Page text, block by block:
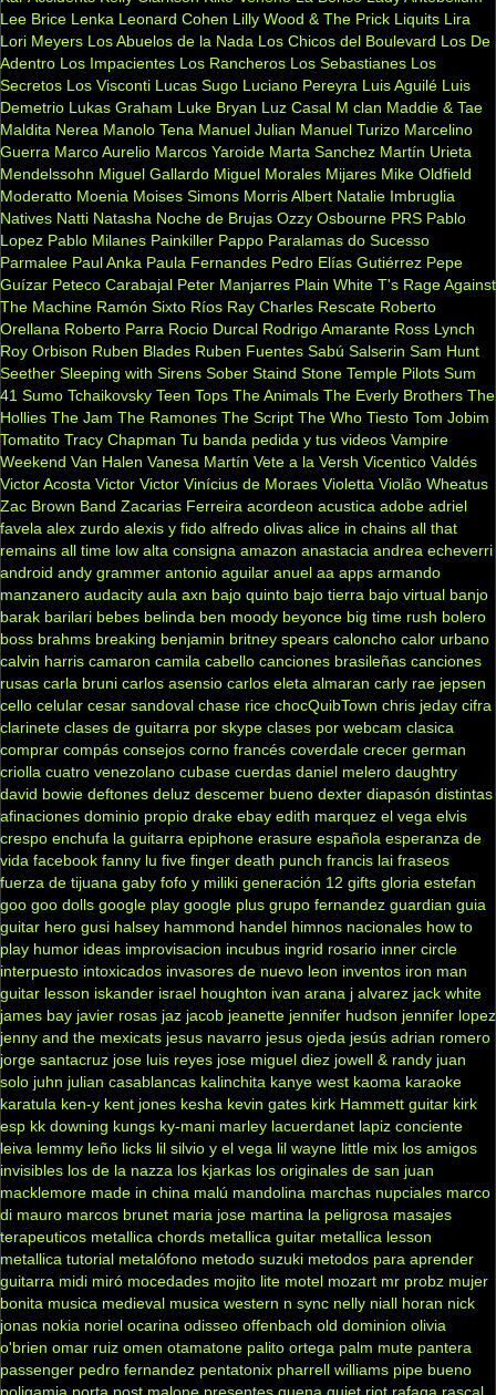
Lee Brice Lenka Leonard Cohen Lilly Wood & The Prick Liquits Lira
Lori Meyers Los Abuelos de la Nada Los Chicos del Boulevard Los De
Adentro Los Impacientes Los Rancheros Los Sebastianes Los
Secretos Los Visconti Lucas Sugo Luciano Pereyra Luis Aguilé Luis
Demetrio Lukas Graham Luke Bryan Luz Casal M clan Maddie & Tae
Maldita Nerea Manolo Tena Manuel Julian Manuel Turizo Marcelino
Guerra Marco Aurelio Marcos Yaroide Marta Sanchez Martín Urieta
Mendelssohn Miguel Gallardo Miguel Morales Mijares Mike Oldfield
Moderatto Moenia Moises Simons Morris Albert Natalie Imbruglia
Natives Natti Natasha Noche de Brujas Ozzy Osbourne PRS Pablo
Lopez Pablo Milanes Painkiller Pappo Paralamas do Sucesso
Parmalee Paul Anka Paula Fernandes Pedro Elías Gutiérrez Pepe
Guízar Peteco Carabajal Peter Manjarres Plain White T's Rage Against
The Machine Ramón Sixto Ríos Ray Charles Rescate Roberto
Orellana Roberto Parra Rocio Durcal Rodrigo Amarante Ross Lynch
Roy Orbison Ruben Blades Ruben Fuentes Sabú Salserin Sam Hunt
Seether Sleeping with Sirens Sober Staind Stone Temple Pilots Sum
41 Sumo Tchaikovsky Teen Tops The Animals The Everly Brothers The
Hollies The Jam The Ramones The Script The Who Tiesto Tom Jobim
Tomatito Tracy Chapman Tu banda pedida y tus videos Vampire
Weekend Van Halen Vanesa Martín Vete a la Versh Vicentico Valdés
Victor Acosta Victor Victor Vinícius de Moraes Violetta Violão Wheatus
Zac Brown Band Zacarias Ferreira acordeon acustica adobe adriel
favela alex zurdo alexis y fido alfredo olivas alice in chains all that
remains all time low alta consigna amazon anastacia andrea echeverri
android andy grammer antonio aguilar anuel aa apps armando
manzanero audacity aula axn bajo quinto bajo tierra bajo virtual banjo
barak barilari bebes belinda ben moody beyonce big time rush bolero
boss brahms breaking benjamin britney spears caloncho calor urbano
calvin harris camaron camila cabello canciones brasileñas canciones
rusas carla bruni carlos asensio carlos eleta almaran carly rae jepsen
cello celular cesar sandoval chase rice chocQuibTown chris jeday cifra
clarinete clases de guitarra por skype clases por webcam clasica
comprar compás consejos corno francés coverdale crecer german
criolla cuatro venezolano cubase cuerdas daniel melero daughtry
david bowie deftones deluz descemer bueno dexter diapasón distintas
afinaciones dominio propio drake ebay edith marquez el vega elvis
crespo enchufa la guitarra epiphone erasure española esperanza de
vida facebook fanny lu five finger death punch francis lai fraseos
fuerza de tijuana gaby fofo y miliki generación 12 gifts gloria estefan
goo goo dolls google play google plus grupo fernandez guardian guia
guitar hero gusi halsey hammond handel himnos nacionales how to
play humor ideas improvisacion incubus ingrid rosario inner circle
interpuesto intoxicados invasores de nuevo leon inventos iron man
guitar lesson iskander israel houghton ivan arana j alvarez jack white
james bay javier rosas jaz jacob jeanette jennifer hudson jennifer lopez
jenny and the mexicats jesus navarro jesus ojeda jesús adrian romero
jorge santacruz jose luis reyes jose miguel diez jowell & randy juan
solo juhn julian casablancas kalinchita kanye west kaoma karaoke
karatula ken-y kent jones kesha kevin gates kirk Hammett guitar kirk
esp kk downing kungs ky-mani marley lacuerdanet lapiz conciente
leiva lemmy leño licks lil silvio y el vega lil wayne little mix los amigos
invisibles los de la nazza los kjarkas los originales de san juan
macklemore made in china malú mandolina marchas nupciales marco
di mauro marcos brunet maria jose martina la peligrosa masajes
terapeuticos metallica chords metallica guitar metallica lesson
metallica tutorial metalófono metodo suzuki metodos para aprender
guitarra midi miró mocedades mojito lite motel mozart mr probz mujer
bonita musica medieval musica western n sync nelly niall horan nick
jonas nokia noriel ocarina odisseo offenbach old dominion olivia
o'brien omar ruiz omen otamatone palito ortega palm mute pantera
passenger pedro fernandez pentatonix pharrell williams pipe bueno
poligamia porta post malone presentes quena quiet riot rafaga rascal